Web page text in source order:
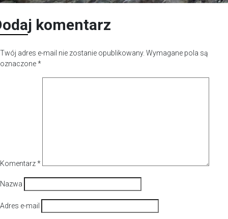
komentarz
Twój adres e-mail nie zostanie opublikowany. Wymagane pola są
oznaczone*
Komentarz*
Nazwa
Adres e-mail